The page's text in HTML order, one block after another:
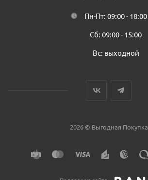
Пн-Пт: 09:00 - 18:00
Сб: 09:00 - 15:00
Вс: выходной
2026 © Выгодная Покупка